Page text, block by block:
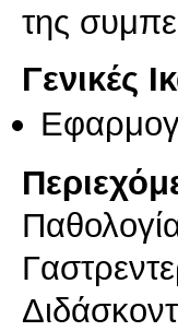
της
Γενικές